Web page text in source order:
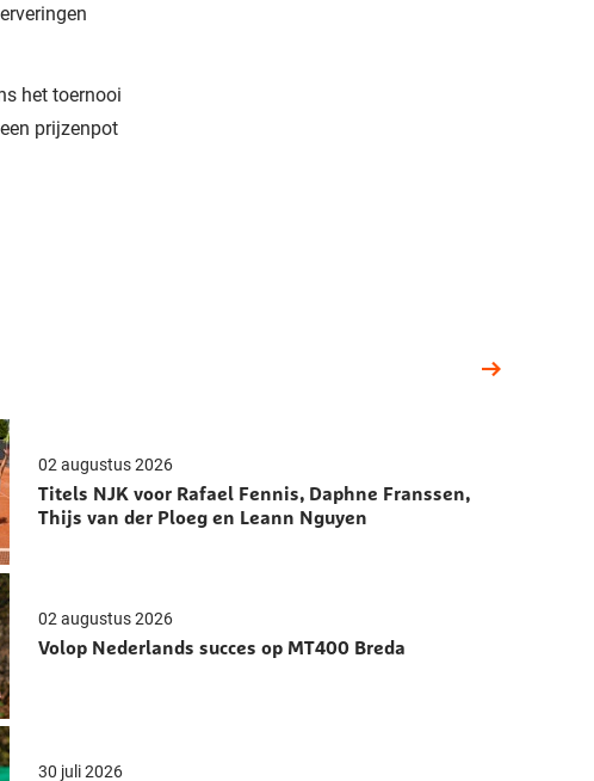
het toernooi
prijzenpot
02 augustus 2026
Titels NJK voor Rafael Fennis, Daphne Franssen,
Thijs van der Ploeg en Leann Nguyen
02 augustus 2026
Volop Nederlands succes op MT400 Breda
30 juli 2026